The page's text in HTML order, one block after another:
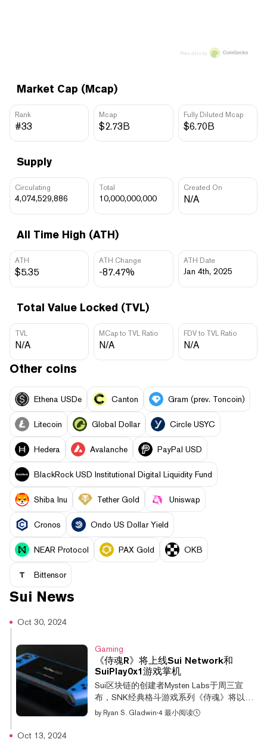
Market Cap (Mcap)
Rank
#33
Mcap
$2.73B
Fully Diluted Mcap
$6.70B
Supply
Circulating
4,074,529,886
Total
10,000,000,000
Created On
N/A
All Time High (ATH)
ATH
$5.35
ATH Change
-87.47%
ATH Date
Jan 4th, 2025
Total Value Locked (TVL)
TVL
N/A
MCap to TVL Ratio
N/A
FDV to TVL Ratio
N/A
Price data by
Other coins
Ethena USDe Canton Gram (prev. Toncoin)
Litecoin Global Dollar Circle USYC
Hedera Avalanche PayPal USD
BlackRock USD Institutional Digital Liquidity Fund
Shiba Inu Tether Gold Uniswap
Cronos Ondo US Dollar Yield
NEAR Protocol PAX Gold OKB
Bittensor
Sui News
Oct 30, 2024
Gaming
《侍魂R》将上线Sui Network和
SuiPlay0x1游戏掌机
Sui区块链的创建者Mysten Labs于周三宣
布，SNK经典格斗游戏系列《侍魂》将以一
种颠覆性的方式在即将推出的SuiPlay0x1游
by Ryan S. Gladwin·4 最小阅读
Oct 13, 2024